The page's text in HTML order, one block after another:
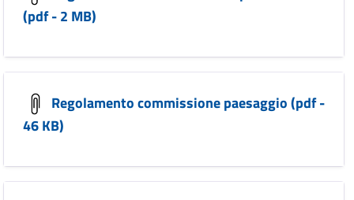
(pdf - 2 MB)
Regolamento commissione paesaggio (pdf -
46 KB)